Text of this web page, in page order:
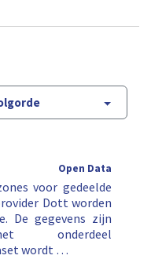
Open Data
voor gedeelde
Dott worden
De gegevens zijn
onderdeel
wordt …